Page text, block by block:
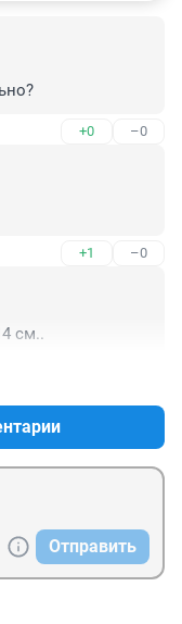
+0 –0
+1 –0
см..
Отправить